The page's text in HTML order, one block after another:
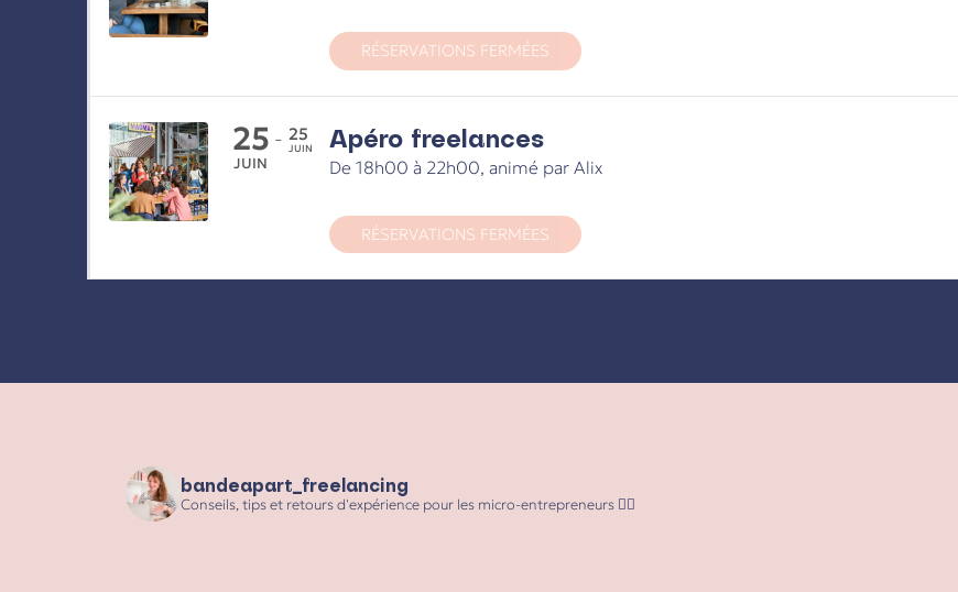
RÉSERVATIONS FERMÉES
25
JUIN
- 25
JUIN Apéro freelances
De 18h00 à 22h00, animé par Alix
RÉSERVATIONS FERMÉES
bandeapart_freelancing
Conseils, tips et retours d'expérience pour les micro-entrepreneurs ✌🏻